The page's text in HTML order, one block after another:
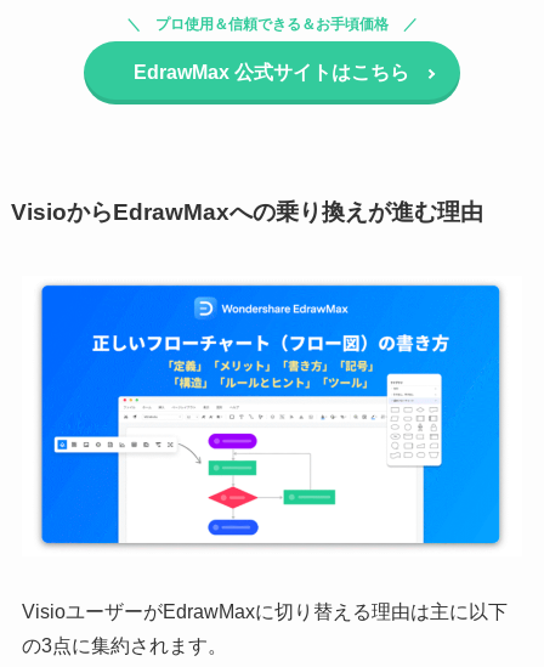
プロ使用＆信頼できる＆お手頃価格
EdrawMax 公式サイトはこちら
VisioからEdrawMaxへの乗り換えが進む理由
VisioユーザーがEdrawMaxに切り替える理由は主に以下
の3点に集約されます。